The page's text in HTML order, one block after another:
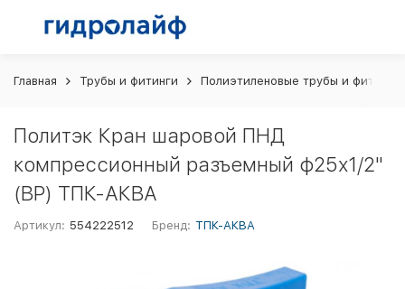
Главная Трубы и фитинги Полиэтиленовые трубы и фитинги
Политэк Кран шаровой ПНД
компрессионный разъемный ф25х1/2"
(ВР) ТПК-АКВА
Артикул: 554222512 Бренд: ТПК-АКВА